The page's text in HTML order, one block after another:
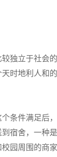
独立于社会
时地利人和的
条件满足后
宿舍，一种
园周围的商